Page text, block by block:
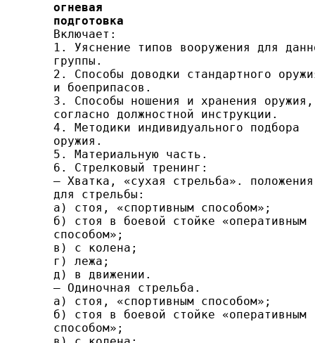
огневая
подготовка
Включает:
1. Уяснение типов вооружения для
группы.
2. Способы доводки стандартного
и боеприпа­сов.
3. Способы ношения и хранения оружия,
согласно дол­жностной инструкции.
4. Методики индивидуального подбора
оружия.
5. Материальную часть.
6. Стрелковый тренинг:
— Хватка, «сухая стрельба». положения
для стрельбы:
а) стоя, «спортивным способом»;
б) стоя в боевой стойке «оперативным
способом»;
в) с колена;
г) лежа;
д) в движении.
— Одиночная стрельба.
а) стоя, «спортивным способом»;
б) стоя в боевой стойке «оперативным
способом»;